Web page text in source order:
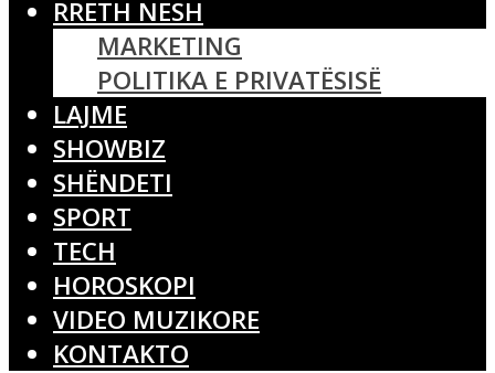
RRETH NESH
MARKETING
POLITIKA E PRIVATËSISË
LAJME
SHOWBIZ
SHËNDETI
SPORT
TECH
HOROSKOPI
VIDEO MUZIKORE
KONTAKTO